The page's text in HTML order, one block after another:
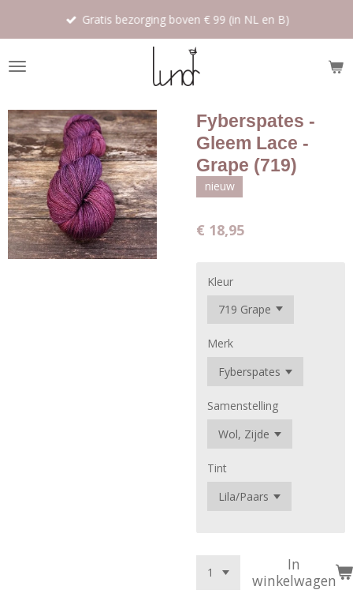
de
Gratis bezorging boven € 99 (in NL en B)
Fyberspates -
Gleem Lace -
Grape (719)
nieuw
€ 18,95
Kleur
Merk
Samenstelling
Tint
In
winkelwagen